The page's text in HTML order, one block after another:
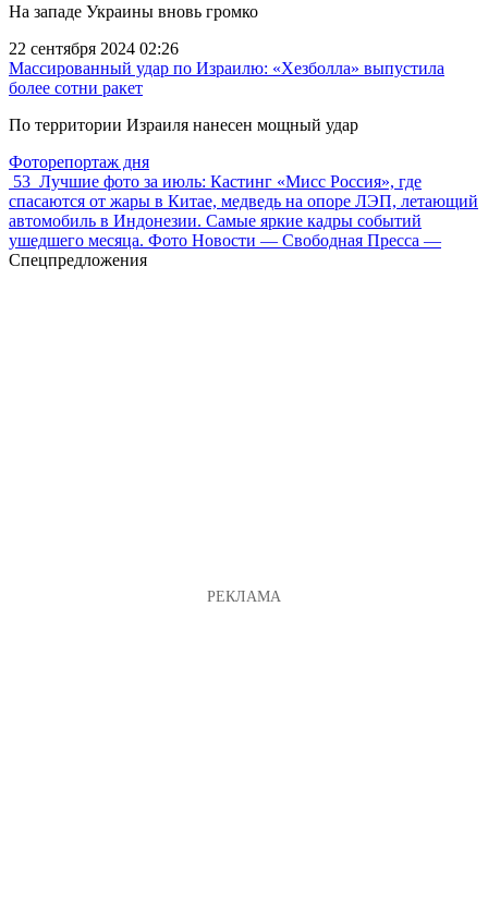
На западе Украины вновь громко
22 сентября 2024 02:26
Массированный удар по Израилю: «Хезболла» выпустила
более сотни ракет
По территории Израиля нанесен мощный удар
Фоторепортаж дня
53 Лучшие фото за июль: Кастинг «Мисс Россия», где
спасаются от жары в Китае, медведь на опоре ЛЭП, летающий
автомобиль в Индонезии. Самые яркие кадры событий
ушедшего месяца. Фото Новости — Свободная Пресса —
Спецпредложения